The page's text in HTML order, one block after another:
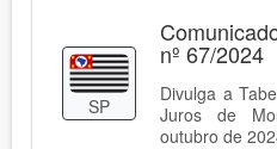
SP
nº 67/2024
Divulga a
Juros de
outubro de